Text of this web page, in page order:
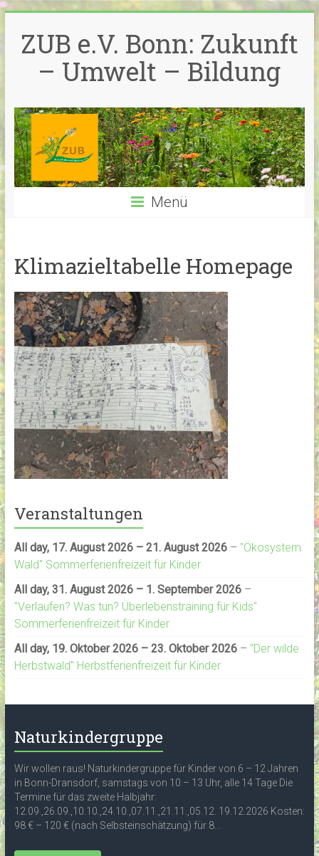
Inhalt
springen
ZUB e.V. Bonn: Zukunft
– Umwelt – Bildung
Menü
Klimazieltabelle Homepage
Veranstaltungen
All day, 17. August 2026 – 21. August 2026– "Ökosystem
Wald" Sommerferienfreizeit für Kinder
All day, 31. August 2026 – 1. September 2026–
"Verlaufen? Was tun? Überlebenstraining für Kids"
Sommerferienfreizeit für Kinder
All day, 19. Oktober 2026 – 23. Oktober 2026– "Der wilde
Herbstwald" Herbstferienfreizeit für Kinder
Naturkindergruppe
Wir wollen raus! Naturkindergruppe für Kinder von 6 – 12 Jahren
in Bonn-Dransdorf, samstags von 10 – 13 Uhr, alle 14 Tage Die
Termine für das zweite Halbjahr:
12.09.,26.09.,10.10.,24.10.,07.11.,21.11.,05.12. 19.12.2026 Kosten:
98 € – 120 € (nach Selbsteinschätzung) für 8...